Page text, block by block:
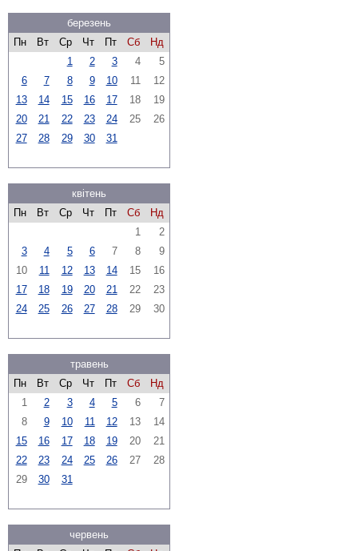
березень
Пн
Вт Ср Чт Пт Сб
Нд
1
2 3 4
5
6
7 8 9 10 11
12
13
14 15 16 17 18
19
20
21 22 23 24 25
26
27
28 29 30 31
квітень
Пн
Вт Ср Чт Пт Сб
Нд
1
2
3
4 5 6 7 8
9
10
11 12 13 14 15
16
17
18 19 20 21 22
23
24
25 26 27 28 29 30
травень
Пн
Вт Ср Чт Пт Сб
Нд
1
2 3 4 5 6
7
8
9 10 11 12 13
14
15
16 17 18 19 20
21
22
23 24 25 26 27
28
29
30 31
червень